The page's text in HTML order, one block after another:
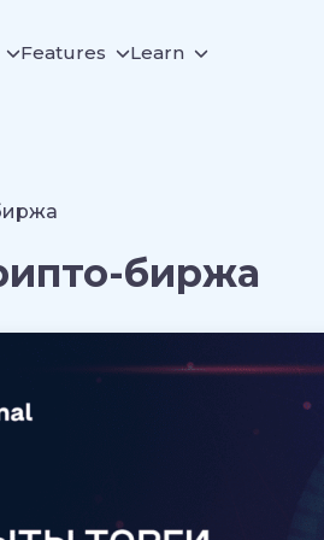
Features Learn
биржа